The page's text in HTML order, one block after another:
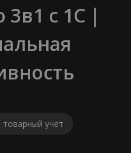
3в1 с 1С |
товарный учет